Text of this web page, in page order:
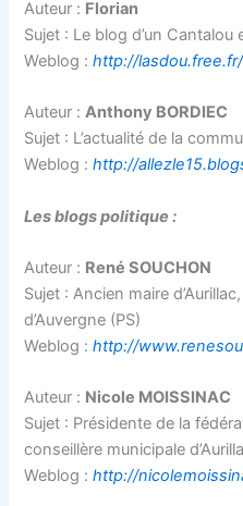
Auteur : Florian
Sujet : Le blog d’un
Weblog :http://
Auteur :Anthony BORDIEC
Sujet : L’actualité de la
Weblog :http://
Les blogs politique :
Auteur : René SOUCHON
Sujet : Ancien maire
d’Auvergne (PS)
Weblog :http://
Auteur : Nicole MOISSINAC
Sujet : Présidente de la
conseillère municipale
Weblog :http://